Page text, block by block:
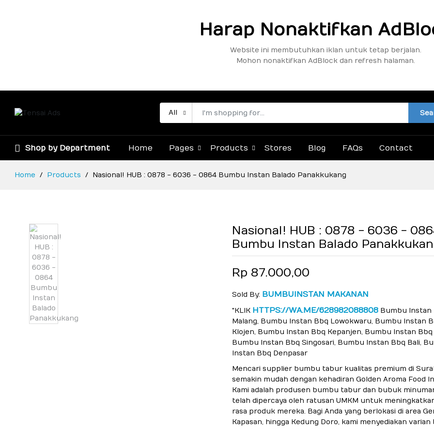
Harap Nonaktifkan
Website ini membutuhkan iklan untuk tetap berjalan.
Mohon nonaktifkan AdBlock dan refresh halaman.
All
Shop by Department Home Pages Products Stores Blog FAQs Contact
Home Products Nasional! HUB : 0878 - 6036 - 0864 Bumbu Instan Balado Panakkukang
Nasional! HUB : 0878 - 6036 -
Bumbu Instan Balado
Rp 87.000,00
Sold By: BUMBUINSTAN MAKANAN
"KLIK HTTPS://WA.ME/628982088808Bumbu Instan
Malang, Bumbu Instan Bbq Lowokwaru, Bumbu Instan
Klojen, Bumbu Instan Bbq Kepanjen, Bumbu Instan Bbq
Bumbu Instan Bbq Singosari, Bumbu Instan Bbq Bali,
Instan Bbq Denpasar
Mencari supplier bumbu tabur kualitas premium di
semakin mudah dengan kehadiran Golden Aroma Food
Kami adalah produsen bumbu tabur dan bubuk
telah dipercaya oleh ratusan UMKM untuk
rasa produk mereka. Bagi Anda yang berlokasi di area
Kapasan, hingga Kedung Doro, kami menyediakan